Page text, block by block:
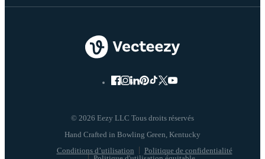
© 2026 Eezy LLC Tous droits réservés
Conditions d’utilisation
Politique de confidentialité